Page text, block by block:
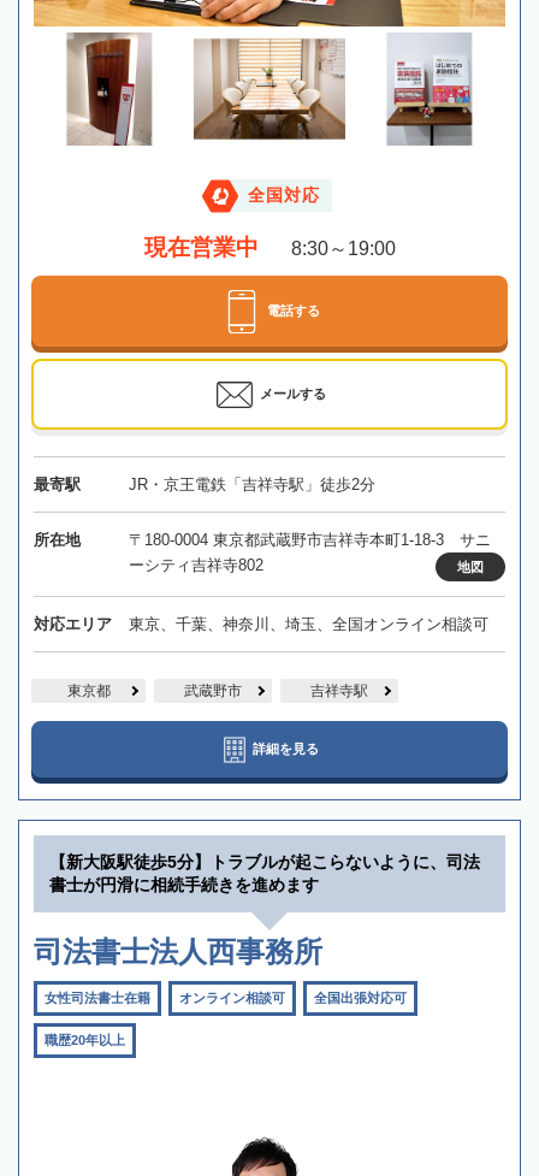
全国対応
現在営業中 8:30～19:00
電話する
メールする
最寄駅 JR・京王電鉄「吉祥寺駅」徒歩2分
所在地
〒180-0004 東京都武蔵野市吉祥寺本町1-18-3 サニ
ーシティ吉祥寺802
地図
対応エリア 東京、千葉、神奈川、埼玉、全国オンライン相談可
東京都 武蔵野市 吉祥寺駅
詳細を見る
【新大阪駅徒歩5分】トラブルが起こらないように、司法
書士が円滑に相続手続きを進めます
司法書士法人西事務所
女性司法書士在籍 オンライン相談可 全国出張対応可
職歴20年以上